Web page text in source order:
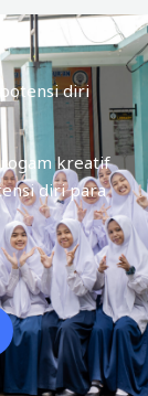
diri
kreatif
diri para